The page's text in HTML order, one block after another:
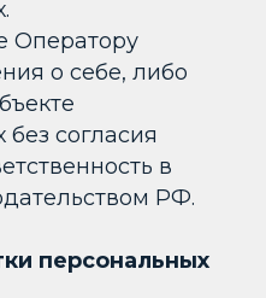
Оператору
о себе, либо
согласия
в
РФ.
персональных